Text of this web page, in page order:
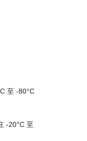
至 -80°C
-20°C 至